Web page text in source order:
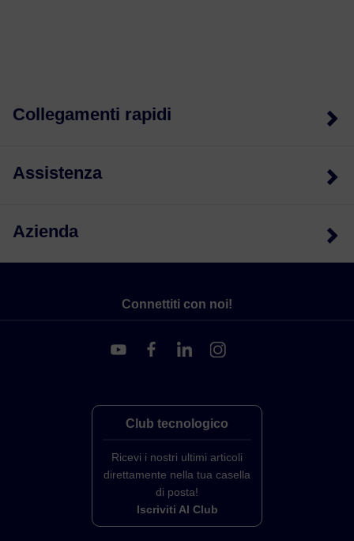
Collegamenti rapidi
Assistenza
Azienda
Connettiti con noi!
Club tecnologico
Ricevi i nostri ultimi articoli
direttamente nella tua casella
di posta!
Iscriviti Al Club